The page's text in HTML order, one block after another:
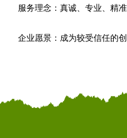
服务理念：真诚、专业、精
企业愿景：成为较受信任的